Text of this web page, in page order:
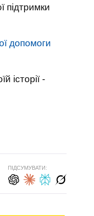
підтримки
допомоги
історії -
ПІДСУМУВАТИ: